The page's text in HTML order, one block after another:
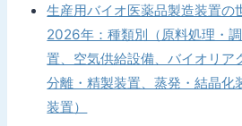
生産用バイオ医薬品製造装置の
2026年：種類別（原料処理・
置、空気供給設備、バイオリア
分離・精製装置、蒸発・結晶化
装置）